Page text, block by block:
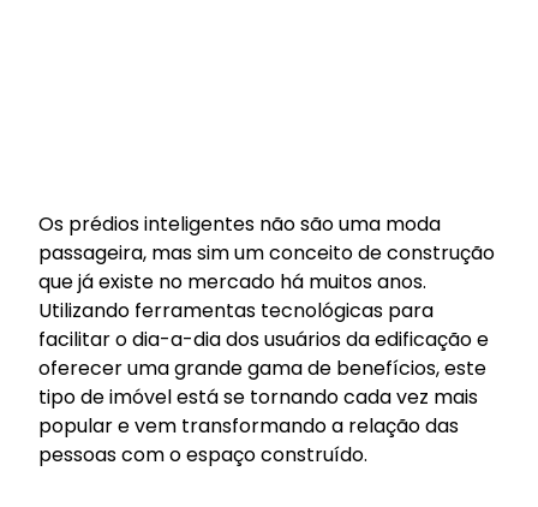
Os prédios inteligentes não são uma moda
passageira, mas sim um conceito de construção
que já existe no mercado há muitos anos.
Utilizando ferramentas tecnológicas para
facilitar o dia-a-dia dos usuários da edificação e
oferecer uma grande gama de benefícios, este
tipo de imóvel está se tornando cada vez mais
popular e vem transformando a relação das
pessoas com o espaço construído.